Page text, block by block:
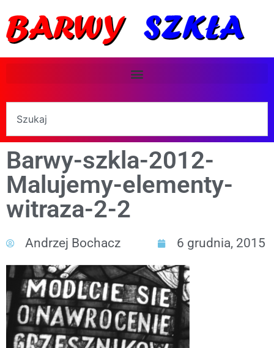
Barwy-szkla-2012-
Malujemy-elementy-
witraza-2-2
Andrzej Bochacz 6 grudnia, 2015